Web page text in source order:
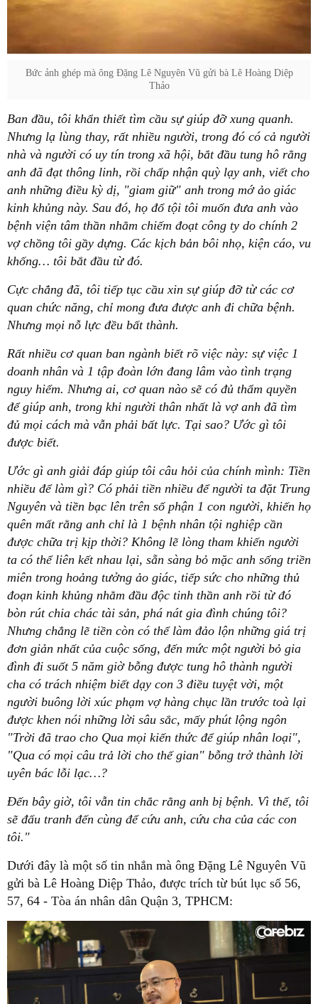
Bức ảnh ghép mà ông Đặng Lê Nguyên Vũ gửi bà Lê Hoàng Diệp
Thảo
Ban đầu, tôi khẩn thiết tìm cầu sự giúp đỡ xung quanh.
Nhưng lạ lùng thay, rất nhiều người, trong đó có cả người
nhà và người có uy tín trong xã hội, bắt đầu tung hô rằng
anh đã đạt thông linh, rồi chấp nhận quỳ lạy anh, viết cho
anh những điều kỳ dị, "giam giữ" anh trong mớ ảo giác
kinh khủng này. Sau đó, họ đổ tội tôi muốn đưa anh vào
bệnh viện tâm thần nhằm chiếm đoạt công ty do chính 2
vợ chồng tôi gầy dựng. Các kịch bản bôi nhọ, kiện cáo, vu
khống… tôi bắt đầu từ đó.
Cực chẳng đã, tôi tiếp tục cầu xin sự giúp đỡ từ các cơ
quan chức năng, chỉ mong đưa được anh đi chữa bệnh.
Nhưng mọi nỗ lực đều bất thành.
Rất nhiều cơ quan ban ngành biết rõ việc này: sự việc 1
doanh nhân và 1 tập đoàn lớn đang lâm vào tình trạng
nguy hiểm. Nhưng ai, cơ quan nào sẽ có đủ thẩm quyền
để giúp anh, trong khi người thân nhất là vợ anh đã tìm
đủ mọi cách mà vẫn phải bất lực. Tại sao? Ước gì tôi
được biết.
Ước gì anh giải đáp giúp tôi câu hỏi của chính mình: Tiền
nhiều để làm gì? Có phải tiền nhiều để người ta đặt Trung
Nguyên và tiền bạc lên trên số phận 1 con người, khiến họ
quên mất rằng anh chỉ là 1 bệnh nhân tội nghiệp cần
được chữa trị kịp thời? Không lẽ lòng tham khiến người
ta có thể liên kết nhau lại, sẵn sàng bỏ mặc anh sống triền
miên trong hoảng tưởng ảo giác, tiếp sức cho những thủ
đoạn kinh khủng nhằm đầu độc tinh thần anh rồi từ đó
bòn rút chia chác tài sản, phá nát gia đình chúng tôi?
Nhưng chẳng lẽ tiền còn có thể làm đảo lộn những giá trị
đơn giản nhất của cuộc sống, đến mức một người bỏ gia
đình đi suốt 5 năm giờ bỗng được tung hô thành người
cha có trách nhiệm biết dạy con 3 điều tuyệt vời, một
người buông lời xúc phạm vợ hàng chục lần trước toà lại
được khen nói những lời sâu sắc, mấy phút lộng ngôn
"Trời đã trao cho Qua mọi kiến thức để giúp nhân loại",
"Qua có mọi câu trả lời cho thế gian" bỗng trở thành lời
uyên bác lỗi lạc…?
Đến bây giờ, tôi vẫn tin chắc rằng anh bị bệnh. Vì thế, tôi
sẽ đấu tranh đến cùng để cứu anh, cứu cha của các con
tôi."
Dưới đây là một số tin nhắn mà ông Đặng Lê Nguyên Vũ
gửi bà Lê Hoàng Diệp Thảo, được trích từ bút lục số 56,
57, 64 - Tòa án nhân dân Quận 3, TPHCM: